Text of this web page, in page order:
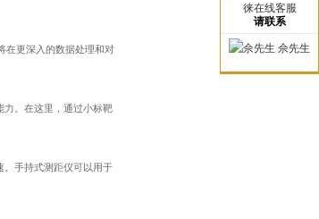
在更深入的数据处理和对
力。在这里，通过小标靶
。手持式测距仪可以用于
徕在线客服
请联系
佘先生